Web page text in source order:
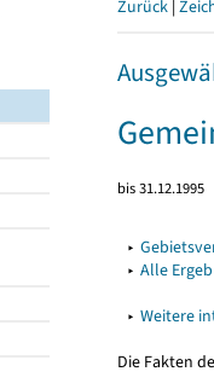
Zurück |
bis 31.12.1995
▸
▸ Alle
▸ Weitere
Die Fakten